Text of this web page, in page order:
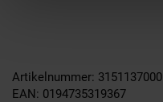
Artikelnummer: 3151137000
EAN: 0194735319367